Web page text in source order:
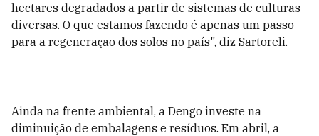
hectares degradados a partir de sistemas de culturas
diversas. O que estamos fazendo é apenas um passo
para a regeneração dos solos no país", diz Sartoreli.
Ainda na frente ambiental, a Dengo investe na
diminuição de embalagens e resíduos. Em abril, a